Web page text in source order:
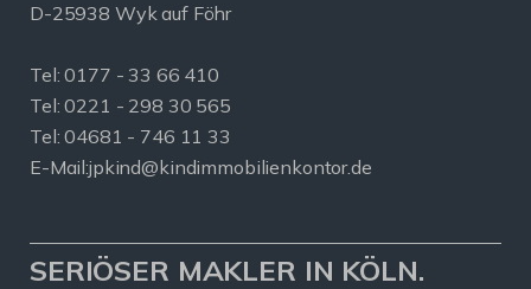
D-25938 Wyk auf Föhr
Tel:0177 - 33 66 410
Tel: 0221 - 298 30 565
Tel: 04681 - 746 11 33
E-Mail:jpkind@kindimmobilienkontor.de
SERIÖSER MAKLER IN KÖLN.